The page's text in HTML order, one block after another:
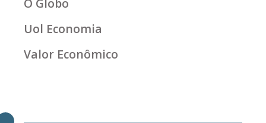
Uol Economia
Valor Econômico